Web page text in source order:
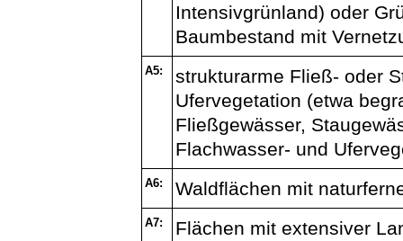
Intensivgrünland) oder
Baumbestand mit
A5:
strukturarme Fließ- oder
Ufervegetation (etwa
Fließgewässer,
Flachwasser- und
A6: Waldflächen mit
A7:
Flächen mit extensiver